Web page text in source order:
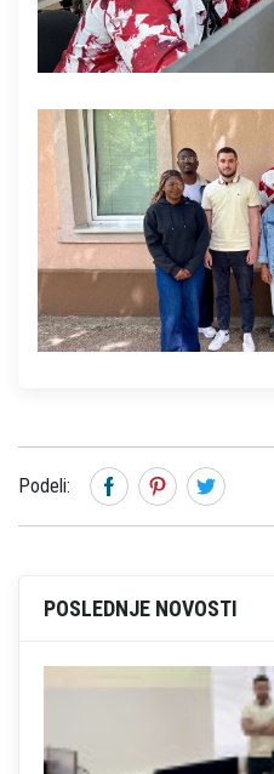
Podeli:
POSLEDNJE NOVOSTI